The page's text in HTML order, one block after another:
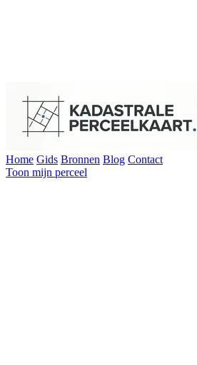
Home Gids Bronnen Blog Contact
Toon mijn perceel